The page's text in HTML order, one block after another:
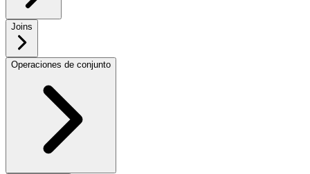
Joins
Operaciones de conjunto